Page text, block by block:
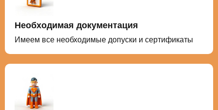
Необходимая документация
Имеем все необходимые допуски и сертификаты